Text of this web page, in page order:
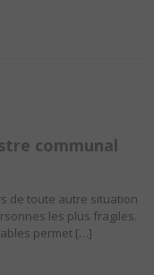
communal
de toute autre situation
les plus fragiles.
permet […]